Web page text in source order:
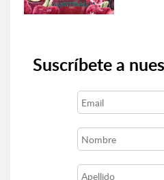
Suscríbete a